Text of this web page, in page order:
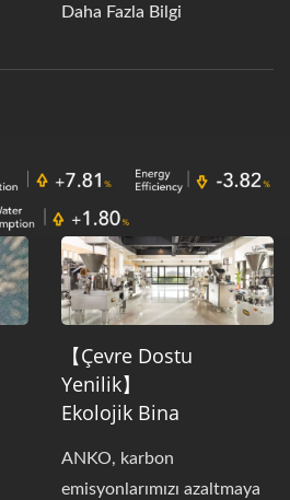
gelişmesine yardımcı olmak
çevrenin bütünlüğüne
Daha Fazla Bilgi
【Çevre Dostu
Yenilik】
Ekolojik Bina
ANKO, karbon
emisyonlarımızı azaltmaya